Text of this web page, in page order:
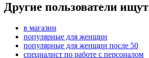
Другие пользователи ищут
в магазин
популярные для женщин
популярные для женщин после 50
специалист по работе с персоналом